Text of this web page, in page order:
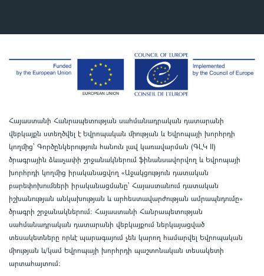
Հայաստանի Հանրապետության սահմանադրական դատարանի
վեբկայքն ստեղծվել է Եվրոպական միության և Եվրոպայի խորհրդի
կողմից՝ Գործընկերություն հանուն լավ կառավարման (ԳԼԿ II)
ծրագրային ձևաչափի շրջանակներում ֆինանսավորվող և Եվրոպայի
խորհրդի կողմից իրականացվող «Աջակցություն դատական
բարեփոխումների իրականացմանը` Հայաստանում դատական
իշխանության անկախության և արհեստավարժության ամրապնդումը»
ծրագրի շրջանակներում: Հայաստանի Հանրապետության
սահմանադրական դատարանի վեբկայքում ներկայացված
տեսակետները որևէ պարագայում չեն կարող համարվել Եվրոպական
միության և/կամ Եվրոպայի խորհրդի պաշտոնական տեսակետի
արտահայտում: